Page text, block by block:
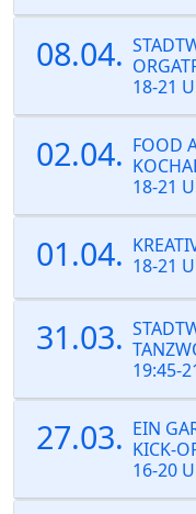
08.04.
18-21
02.04. FOOD
18-21
01.04. 18-21
31.03.
19:45-
27.03. EIN
KICK-
16-20